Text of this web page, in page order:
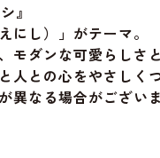
』
にし）」がテーマ。
モダンな可愛らしさ
との心をやさしく
なる場合がございま